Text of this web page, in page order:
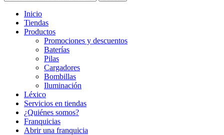
Inicio
Tiendas
Productos
Promociones y descuentos
Baterías
Pilas
Cargadores
Bombillas
Iluminación
Léxico
Servicios en tiendas
¿Quiénes somos?
Franquicias
Abrir una franquicia